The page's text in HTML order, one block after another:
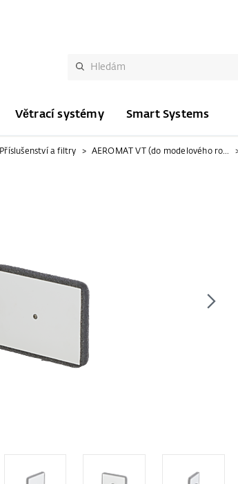
Větrací systémy Smart Systems
Příslušenství a filtry AEROMAT VT (do modelového roku 2022)